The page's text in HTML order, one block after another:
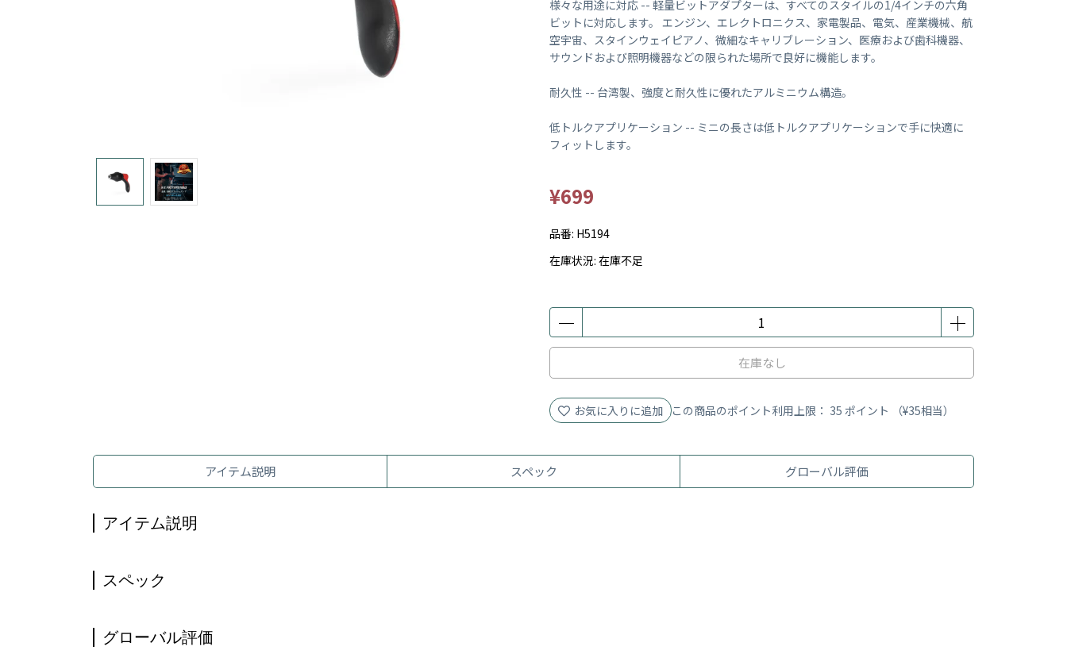
様々な用途に対応 -- 軽量ビットアダプターは、すべてのスタイルの1/4インチの六角
ビットに対応します。 エンジン、エレクトロニクス、家電製品、電気、産業機械、航
空宇宙、スタインウェイピアノ、微細なキャリブレーション、医療および歯科機器、
サウンドおよび照明機器などの限られた場所で良好に機能します。
耐久性 -- 台湾製、強度と耐久性に優れたアルミニウム構造。
低トルクアプリケーション -- ミニの長さは低トルクアプリケーションで手に快適に
フィットします。
¥699
品番: H5194
在庫状況: 在庫不足
在庫なし
お気に入りに追加 この商品のポイント利用上限： 35 ポイント （¥35相当）
アイテム説明 スペック グローバル評価
アイテム説明
スペック
グローバル評価